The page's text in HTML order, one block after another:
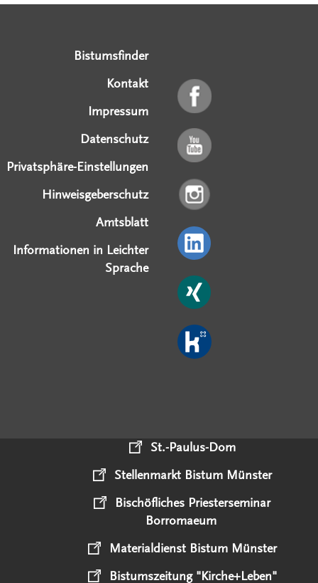
Bistumsfinder
Kontakt
Impressum
Datenschutz
Privatsphäre-Einstellungen
Hinweisgeberschutz
Amtsblatt
Informationen in Leichter
Sprache
St.-Paulus-Dom
Stellenmarkt Bistum Münster
Bischöfliches Priesterseminar
Borromaeum
Materialdienst Bistum Münster
Bistumszeitung "Kirche+Leben"